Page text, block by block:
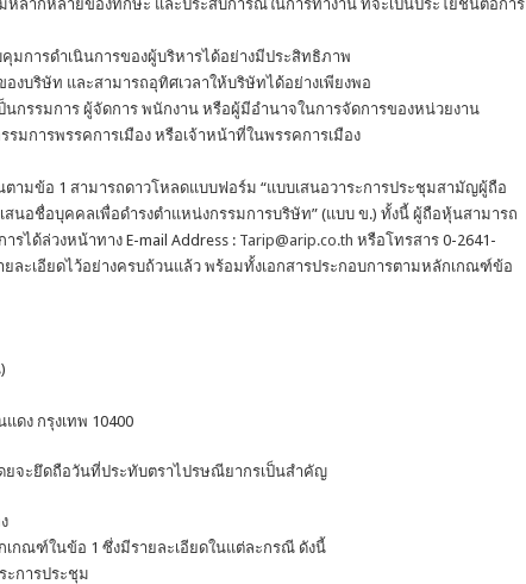
หลากหลายของทักษะ และประสบการณ์ในการทำงาน ที่จะเป็นประโยชน์ต่อการ
มการดำเนินการของผู้บริหารได้อย่างมีประสิทธิภาพ
งบริษัท และสามารถอุทิศเวลาให้บริษัทได้อย่างเพียงพอ
นกรรมการ ผู้จัดการ พนักงาน หรือผู้มีอำนาจในการจัดการของหน่วยงาน
รมการพรรคการเมือง หรือเจ้าหน้าที่ในพรรคการเมือง
มข้อ 1 สามารถดาวโหลดแบบฟอร์ม “แบบเสนอวาระการประชุมสามัญผู้ถือ
สนอชื่อบุคคลเพื่อดำรงตำแหน่งกรรมการบริษัท” (แบบ ข.) ทั้งนี้ ผู้ถือหุ้นสามารถ
รได้ล่วงหน้าทาง E-mail Address : Tarip@arip.co.th หรือโทรสาร 0-2641-
ละเอียดไว้อย่างครบถ้วนแล้ว พร้อมทั้งเอกสารประกอบการตามหลักเกณฑ์ข้อ
ดง กรุงเทพ 10400
ยจะยึดถือวันที่ประทับตราไปรษณียากรเป็นสำคัญ
กณฑ์ในข้อ 1 ซึ่งมีรายละเอียดในแต่ละกรณี ดังนี้
ะการประชุม